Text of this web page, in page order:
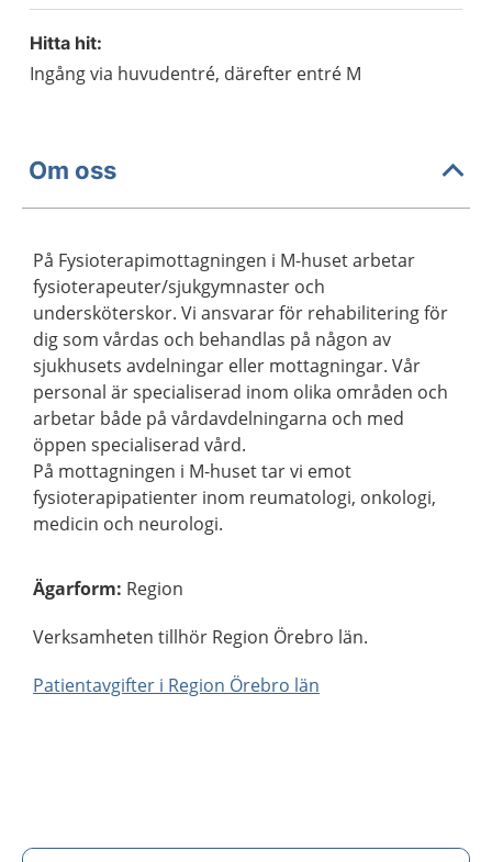
Hitta hit:
Ingång via huvudentré, därefter entré M
Om oss
På Fysioterapimottagningen i M-huset arbetar
fysioterapeuter/sjukgymnaster och
undersköterskor. Vi ansvarar för rehabilitering för
dig som vårdas och behandlas på någon av
sjukhusets avdelningar eller mottagningar. Vår
personal är specialiserad inom olika områden och
arbetar både på vårdavdelningarna och med
öppen specialiserad vård.
På mottagningen i M-huset tar vi emot
fysioterapipatienter inom reumatologi, onkologi,
medicin och neurologi.
Ägarform: Region
Verksamheten tillhör Region Örebro län.
Patientavgifter i Region Örebro län